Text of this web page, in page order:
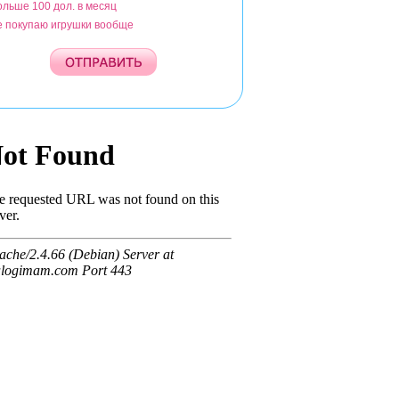
100 дол. в месяц
покупаю игрушки вообще